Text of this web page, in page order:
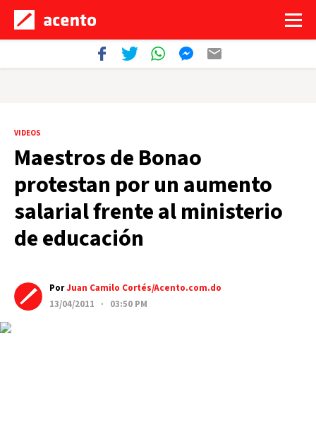
VIDEOS
Maestros de Bonao
protestan por un aumento
salarial frente al ministerio
de educación
PorJuan Camilo Cortés/Acento.com.do
13/04/2011 · 03:50 PM